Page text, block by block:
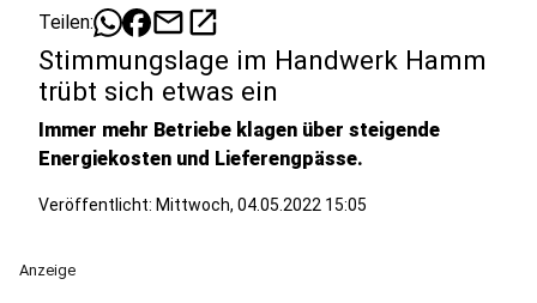
Teilen: mailopen_in_new
Stimmungslage im Handwerk Hamm
trübt sich etwas ein
Immer mehr Betriebe klagen über steigende
Energiekosten und Lieferengpässe.
Veröffentlicht: Mittwoch, 04.05.2022 15:05
Anzeige